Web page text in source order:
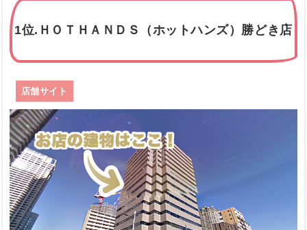
1位.ＨＯＴＨＡＮＤＳ（ホットハンズ）勝どき店
店舗サイト